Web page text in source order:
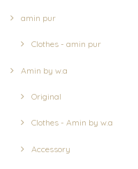
amin pur
Clothes - amin pur
Amin by w.a
Original
Clothes - Amin by w.a
Accessory